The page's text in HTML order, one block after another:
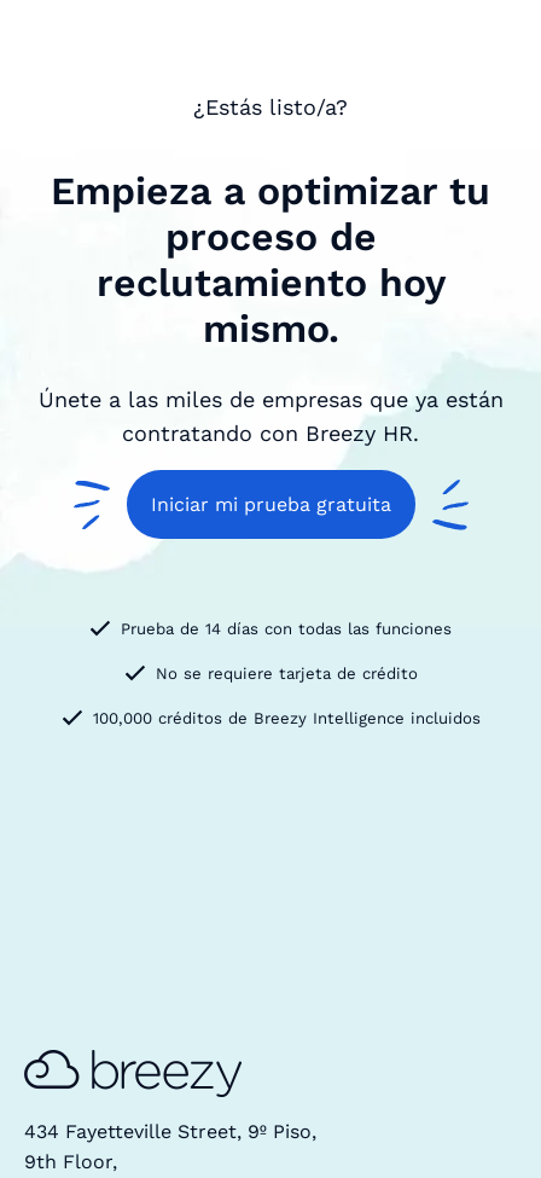
¿Estás listo/a?
Empieza a optimizar tu
proceso de
reclutamiento hoy
mismo.
Únete a las miles de empresas que ya están
contratando con Breezy HR.
Iniciar mi prueba gratuita
Prueba de 14 días con todas las funciones
No se requiere tarjeta de crédito
100,000 créditos de Breezy Intelligence incluidos
434 Fayetteville Street, 9º Piso,
9th Floor,